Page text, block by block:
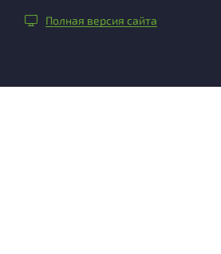
Полная версия сайта